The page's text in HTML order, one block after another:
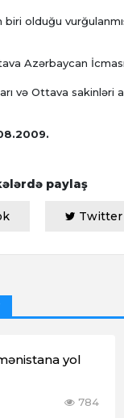
biri olduğu
Azərbaycan
və Ottava sakinləri
paylaş
Twitter
yol
784